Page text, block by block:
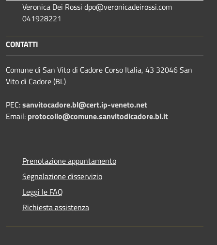
Veronica Dei Rossi dpo@veronicadeirossi.com
041928221
CONTATTI
Comune di San Vito di Cadore Corso Italia, 43 32046 San
Vito di Cadore (BL)
PEC:sanvitocadore.bl@cert.ip-veneto.net
Email: protocollo@comune.sanvitodicadore.bl.it
Prenotazione appuntamento
Segnalazione disservizio
Leggi le FAQ
Richiesta assistenza